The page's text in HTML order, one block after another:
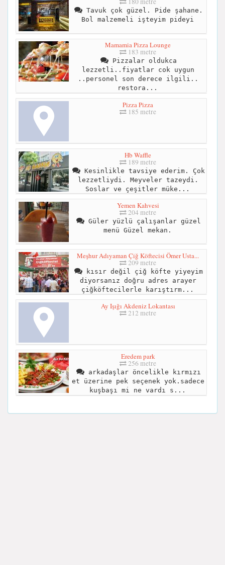
Tavuk çok güzel. Pide şahane.
Bol malzemeli işteyim pideyi
Mamamia Pizza Lounge
183 metre
Pizzalar oldukca
lezzetli..fiyatlar cok uygun
..personel son derece ilgili..
restora...
Pizza Pizza
185 metre
Hb Waffle
189 metre
Kesinlikle tavsiye ederim. Çok
lezzetliydi. Meyveler tazeydi.
Soslar ve çeşitler müke...
Yemen Kahvesi
204 metre
Güler yüzlü çalışanlar güzel
menü Güzel mekan.
Meşhur Adıyaman Çiğ Köftecisi Ömer Usta...
209 metre
kısır değil çiğ köfte yiyeyim
diyorsanız doğru adres arayer
çiğköftecilerle karıştırm...
Ay Işığı Akdeniz Lokantası
212 metre
Eredem park
256 metre
arkadaşlar öncelikle kırmızı
et üzerine pek seçenek yok.sadece
kuşbaşı mi ne vardı s...